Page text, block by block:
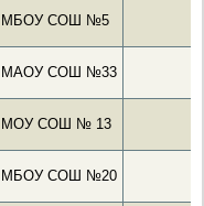
МБОУ СОШ №5
МАОУ СОШ №33
МОУ СОШ № 13
МБОУ СОШ №20